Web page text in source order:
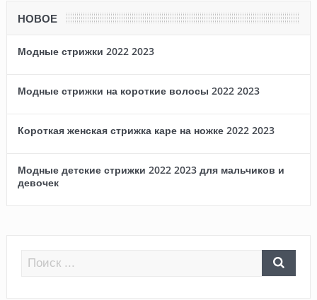
НОВОЕ
Модные стрижки 2022 2023
Модные стрижки на короткие волосы 2022 2023
Короткая женская стрижка каре на ножке 2022 2023
Модные детские стрижки 2022 2023 для мальчиков и
девочек